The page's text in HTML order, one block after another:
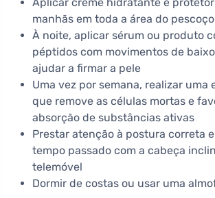
Aplicar creme hidratante e
manhãs em toda a área do
À noite, aplicar sérum ou produto
péptidos com movimentos de
ajudar a firmar a pele
Uma vez por semana, realizar uma
que remove as células mortas e
absorção de substâncias ativas
Prestar atenção à postura correta
tempo passado com a cabeça
telemóvel
Dormir de costas ou usar uma